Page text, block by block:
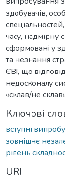
здобувачів,
часу, надмірну
сформовані у
та незнання
ЄВІ, що
недосконалу
«склав/не
Ключові
вступні
зовнішнє
рівень
URI